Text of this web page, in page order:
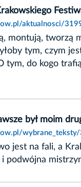
aktualnosci/
montują, tworzą
tym, czym
tym, do kogo
był moim
wybrane_teksty/
jest na fali, a
i podwójna